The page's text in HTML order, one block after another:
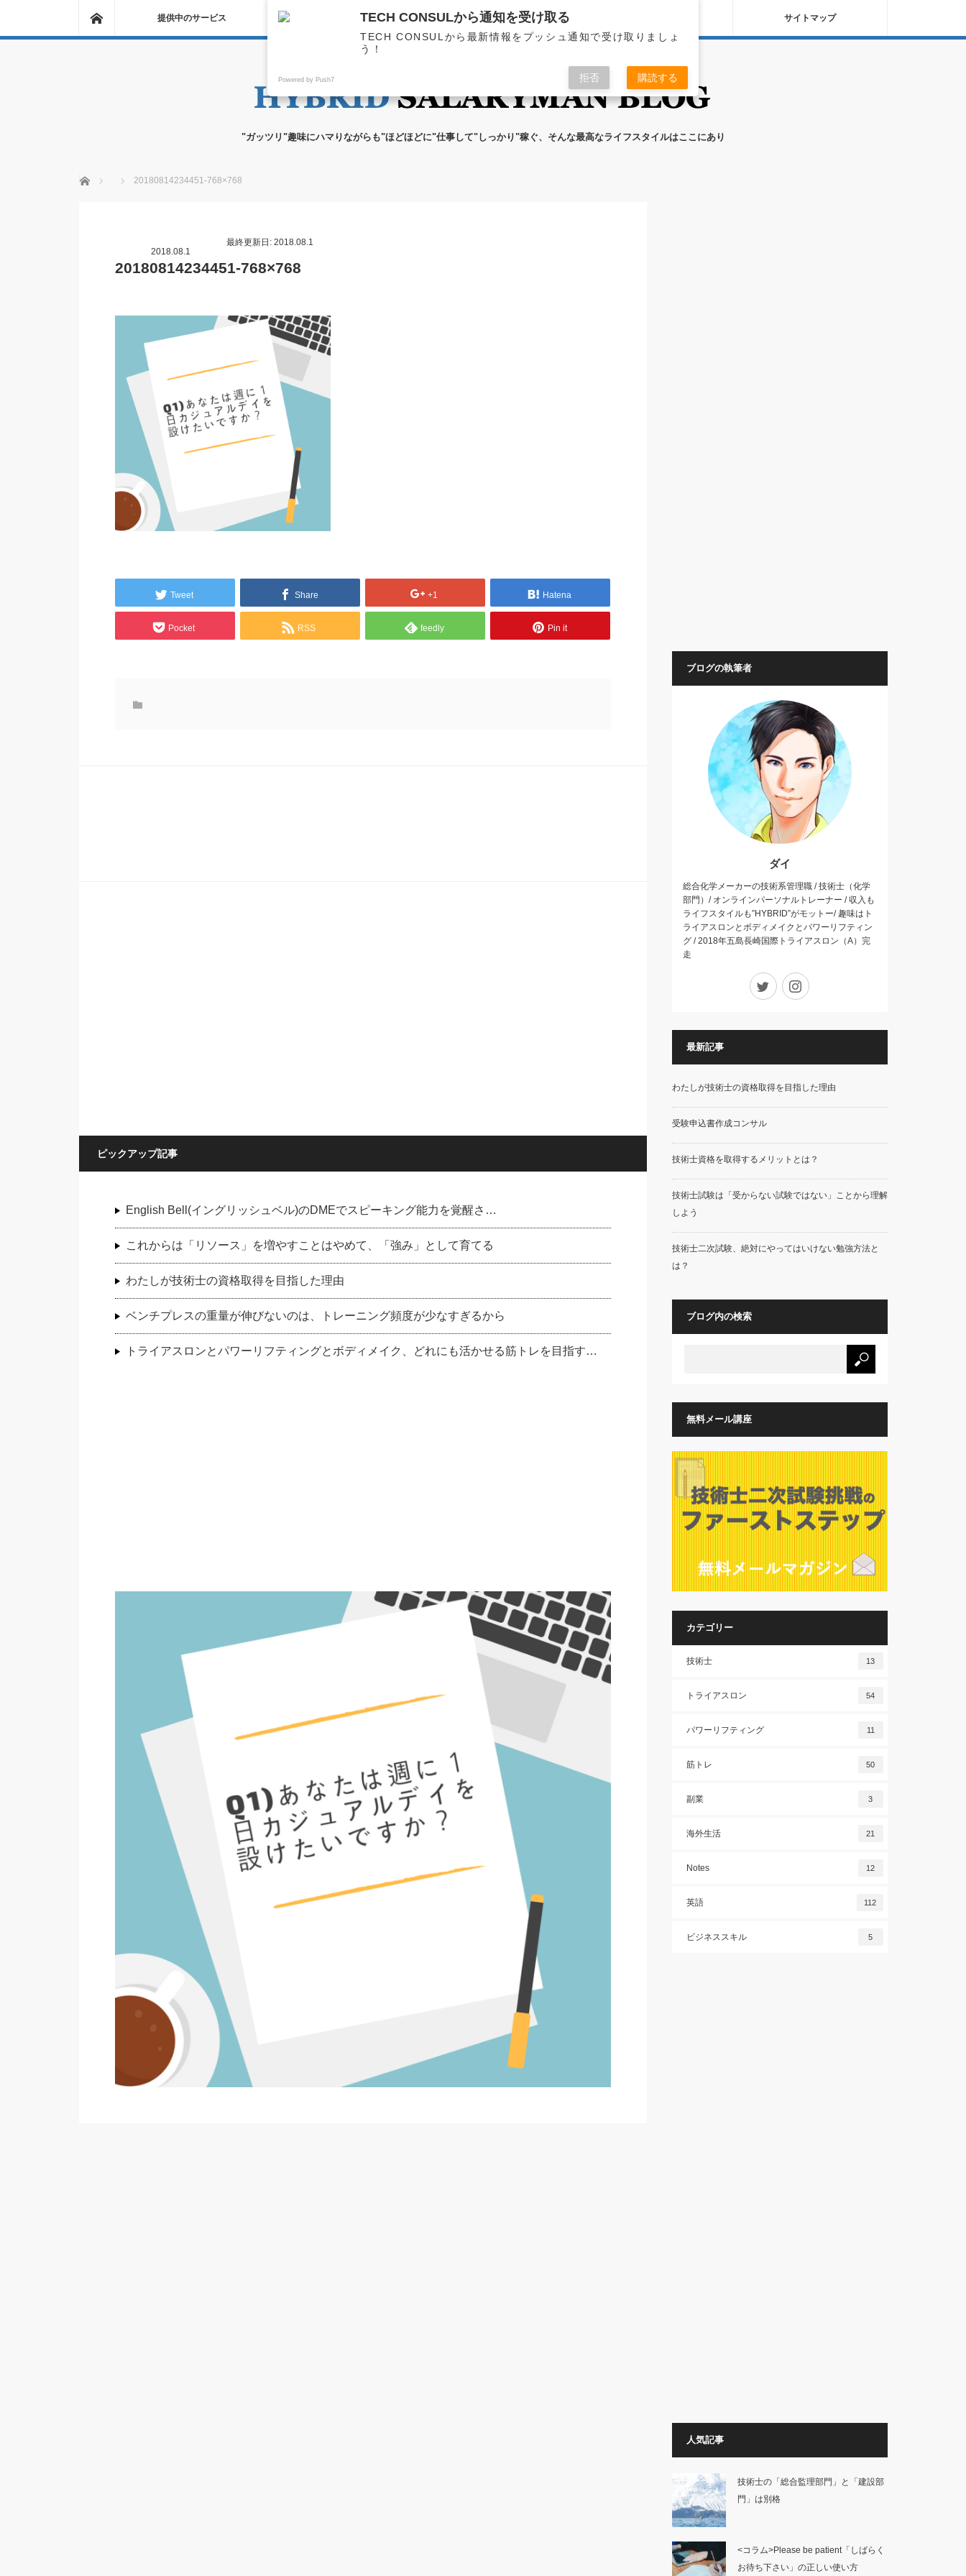
提供中のサービス 無料メール講座 ブログの執筆者 サイトマップ
"ガッツリ"趣味にハマりながらも"ほどほどに"仕事して"しっかり"稼ぐ、そんな最高なライフスタイルはここにあり
ホーム 20180814234451-768×768
2018.08.1
最終更新日: 2018.08.1
20180814234451-768×768
Tweet Share +1 Hatena
Pocket RSS feedly Pin it
ピックアップ記事
English Bell(イングリッシュベル)のDMEでスピーキング能力を覚醒さ…
これからは「リソース」を増やすことはやめて、「強み」として育てる
わたしが技術士の資格取得を目指した理由
ベンチプレスの重量が伸びないのは、トレーニング頻度が少なすぎるから
トライアスロンとパワーリフティングとボディメイク、どれにも活かせる筋トレを目指す…
ブログの執筆者
ダイ
総合化学メーカーの技術系管理職 / 技術士（化学
部門）/ オンラインパーソナルトレーナー / 収入も
ライフスタイルも”HYBRID”がモットー/ 趣味はト
ライアスロンとボディメイクとパワーリフティン
グ / 2018年五島長崎国際トライアスロン（A）完
走
Twitter
最新記事
わたしが技術士の資格取得を目指した理由
受験申込書作成コンサル
技術士資格を取得するメリットとは？
技術士試験は「受からない試験ではない」ことから理解
しよう
技術士二次試験、絶対にやってはいけない勉強方法と
は？
ブログ内の検索
無料メール講座
カテゴリー
技術士 13
トライアスロン 54
パワーリフティング 11
筋トレ 50
副業 3
海外生活 21
Notes 12
英語 112
ビジネススキル 5
人気記事
技術士の「総合監理部門」と「建設部
門」は別格
<コラム>Please be patient「しばらく
お待ち下さい」の正しい使い方
TECH CONSULから通知を受け取る
TECH CONSULから最新情報をプッシュ通知で受け取りましょ
う！
Powered by Push7 拒否 購読する